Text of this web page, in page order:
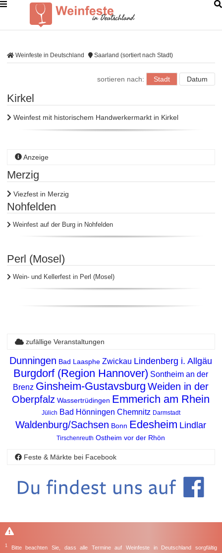
Weinfeste in Deutschland Saarland (sortiert nach Stadt)
sortieren nach: Stadt Datum
Kirkel
Weinfest mit historischem Handwerkermarkt in Kirkel
Anzeige
Merzig
Viezfest in Merzig
Nohfelden
Weinfest auf der Burg in Nohfelden
Perl (Mosel)
Wein- und Kellerfest in Perl (Mosel)
zufällige Veranstaltungen
Dunningen Bad Laasphe Zwickau Lindenberg i. Allgäu
Burgdorf (Region Hannover) Sontheim an der
Brenz Ginsheim-Gustavsburg Weiden in der
Oberpfalz Wassertrüdingen Emmerich am Rhein
Jülich Bad Hönningen Chemnitz Darmstadt
Waldenburg/Sachsen Bonn Edesheim Lindlar
Tirschenreuth Ostheim vor der Rhön
Feste & Märkte bei Facebook
1
Bitte beachten Sie, dass alle Termine auf Weinfeste in Deutschland sorgfältig